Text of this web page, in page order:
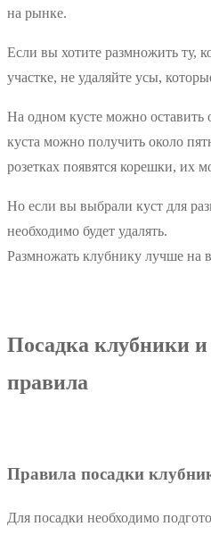
на рынке.
Если вы хотите размножить ту,
участке, не удаляйте усы,
На одном кусте можно оставить
куста можно получить около
розетках появятся корешки, их
Но если вы выбрали куст для
необходимо будет удалять.
Размножать клубнику лучше на
Посадка клубники и
правила
Правила посадки
Для посадки необходимо